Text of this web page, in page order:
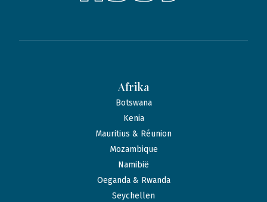
Afrika
Botswana
Kenia
Mauritius & Réunion
Mozambique
Namibië
Oeganda & Rwanda
Seychellen